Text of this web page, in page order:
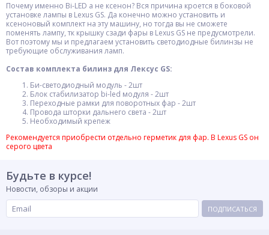
Почему именно Bi-LED а не ксенон? Вся причина кроется в боковой
установке лампы в Lexus GS. Да конечно можно установить и
ксеноновый комплект на эту машину, но тогда вы не сможете
поменять лампу, тк крышку сзади фары в Lexus GS не предусмотрели.
Вот поэтому мы и предлагаем установить светодиодные билинзы не
требующие обслуживания ламп.
Состав комплекта билинз для Лексус GS:
Би-светодиодный модуль - 2шт
Блок стабилизатор bi-led модуля - 2шт
Переходные рамки для поворотных фар - 2шт
Провода шторки дальнего света - 2шт
Необходимый крепеж
Рекомендуется приобрести отдельно герметик для фар. В Lexus GS он
серого цвета
Будьте в курсе!
Новости, обзоры и акции
ПОДПИСАТЬСЯ